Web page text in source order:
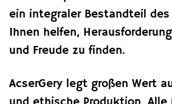
ein integraler Bestandteil
Ihnen helfen,
und Freude zu finden.
AcserGery legt großen Wert